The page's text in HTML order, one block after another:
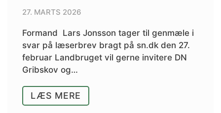
27. MARTS 2026
Formand Lars Jonsson tager til genmæle i
svar på læserbrev bragt på sn.dk den 27.
februar Landbruget vil gerne invitere DN
Gribskov og…
LÆS MERE